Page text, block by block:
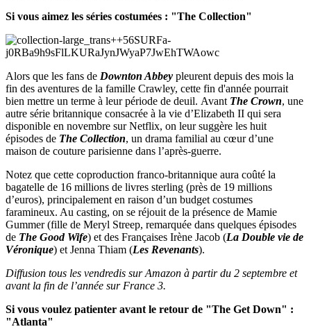
Si vous aimez les séries costumées : "The Collection"
Alors que les fans de Downton Abbey pleurent depuis des mois la
fin des aventures de la famille Crawley, cette fin d'année pourrait
bien mettre un terme à leur période de deuil. Avant The Crown, une
autre série britannique consacrée à la vie d’Elizabeth II qui sera
disponible en novembre sur Netflix, on leur suggère les huit
épisodes de The Collection, un drama familial au cœur d’une
maison de couture parisienne dans l’après-guerre.
Notez que cette coproduction franco-britannique aura coûté la
bagatelle de 16 millions de livres sterling (près de 19 millions
d’euros), principalement en raison d’un budget costumes
faramineux. Au casting, on se réjouit de la présence de Mamie
Gummer (fille de Meryl Streep, remarquée dans quelques épisodes
de The Good Wife) et des Françaises Irène Jacob (La Double vie de
Véronique) et Jenna Thiam (Les Revenants).
Diffusion tous les vendredis sur Amazon à partir du 2 septembre et
avant la fin de l’année sur France 3.
Si vous voulez patienter avant le retour de "The Get Down" :
"Atlanta"